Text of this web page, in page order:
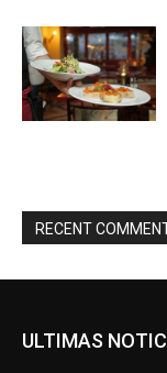
RECENT
ULTIMAS